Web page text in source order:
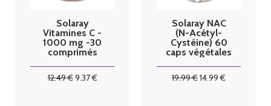
Solaray
Vitamines C -
1000 mg -30
comprimés
12.49€9.37€
Solaray NAC
(N-Acétyl-
Cystéine) 60
caps végétales
19.99€14.99 €